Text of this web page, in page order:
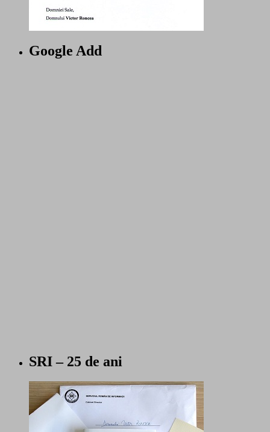
Google Add
SRI – 25 de ani